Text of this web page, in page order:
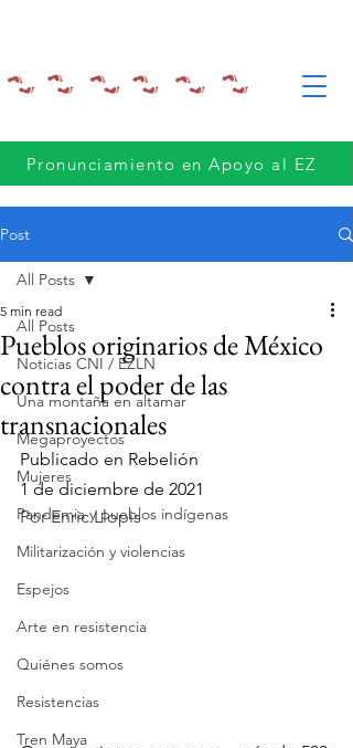
Pronunciamiento en Apoyo al EZ
Post
All Posts
Noticias CNI / EZLN
Una montaña en altamar
Megaproyectos
Mujeres
Pandemia y pueblos indígenas
Militarización y violencias
Espejos
Arte en resistencia
Quiénes somos
Resistencias
Tren Maya
All Posts
Pueblos originarios de México
contra el poder de las
transnacionales
5 min read
Publicado en Rebelión
1 de diciembre de 2021
Por Enric Llopis